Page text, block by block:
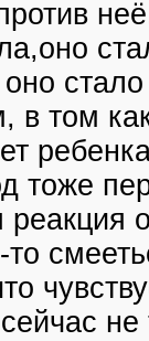
в том
тоже
реакция
то